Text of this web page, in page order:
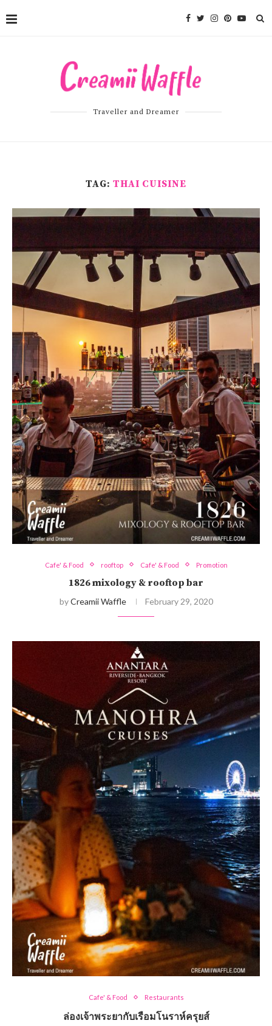
Traveller and Dreamer
TAG: THAI CUISINE
Cafe' & Food rooftop Cafe' & Food Promotion
1826 mixology & rooftop bar
byCreamii Waffle February 29, 2020
Cafe' & Food Restaurants
ล่องเจ้าพระยากับเรือมโนราห์ครุยส์